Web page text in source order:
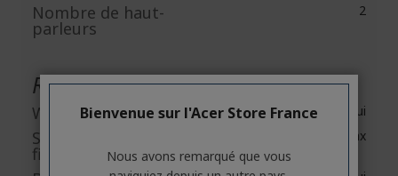
Nombre de haut-
parleurs
2
Réseau et communication
Wireless LAN Oui
Standard LAN sans
fil
IEEE 802.11ax
Bienvenue sur l'Acer Store France
Nous avons remarqué que vous